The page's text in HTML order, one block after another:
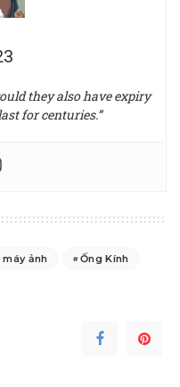
they also have expiry
for centuries.”
máy ảnh
Ống Kính